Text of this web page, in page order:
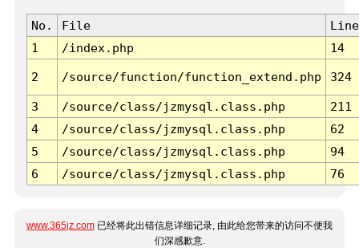
No. File
Line
1
/index.php 14
2 /source/function/function_extend.php 324
3 /source/class/jzmysql.class.php
211
4
/source/class/jzmysql.class.php
62
5
/source/class/jzmysql.class.php
94
6
/source/class/jzmysql.class.php 76
www.365jz.com 已经将此出错信息详细记录, 由此给您带来的访问不便我
们深感歉意.